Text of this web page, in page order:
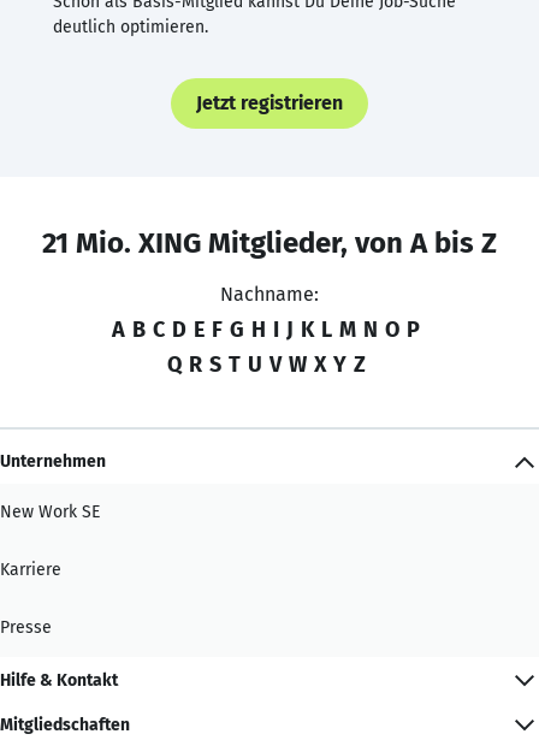
deutlich optimieren.
Jetzt registrieren
21 Mio. XING Mitglieder, von A bis Z
Nachname:
A B C D E F G H I J K L M N O P
Q R S T U V W X Y Z
Unternehmen
New Work SE
Karriere
Presse
Hilfe & Kontakt
Mitgliedschaften